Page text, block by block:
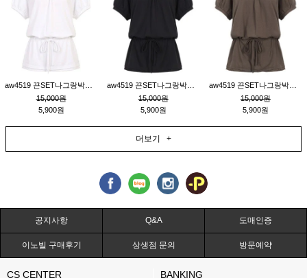
15,000원
5,900원
15,000원
5,900원
15,000원
5,900원
더보기 +
공지사항 Q&A 도매인증
이노빌 구매후기 상생점 문의 방문예약
CS CENTER BANKING